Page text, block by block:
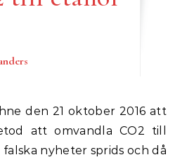
att omvandla CO2 till
nyheter sprids och då